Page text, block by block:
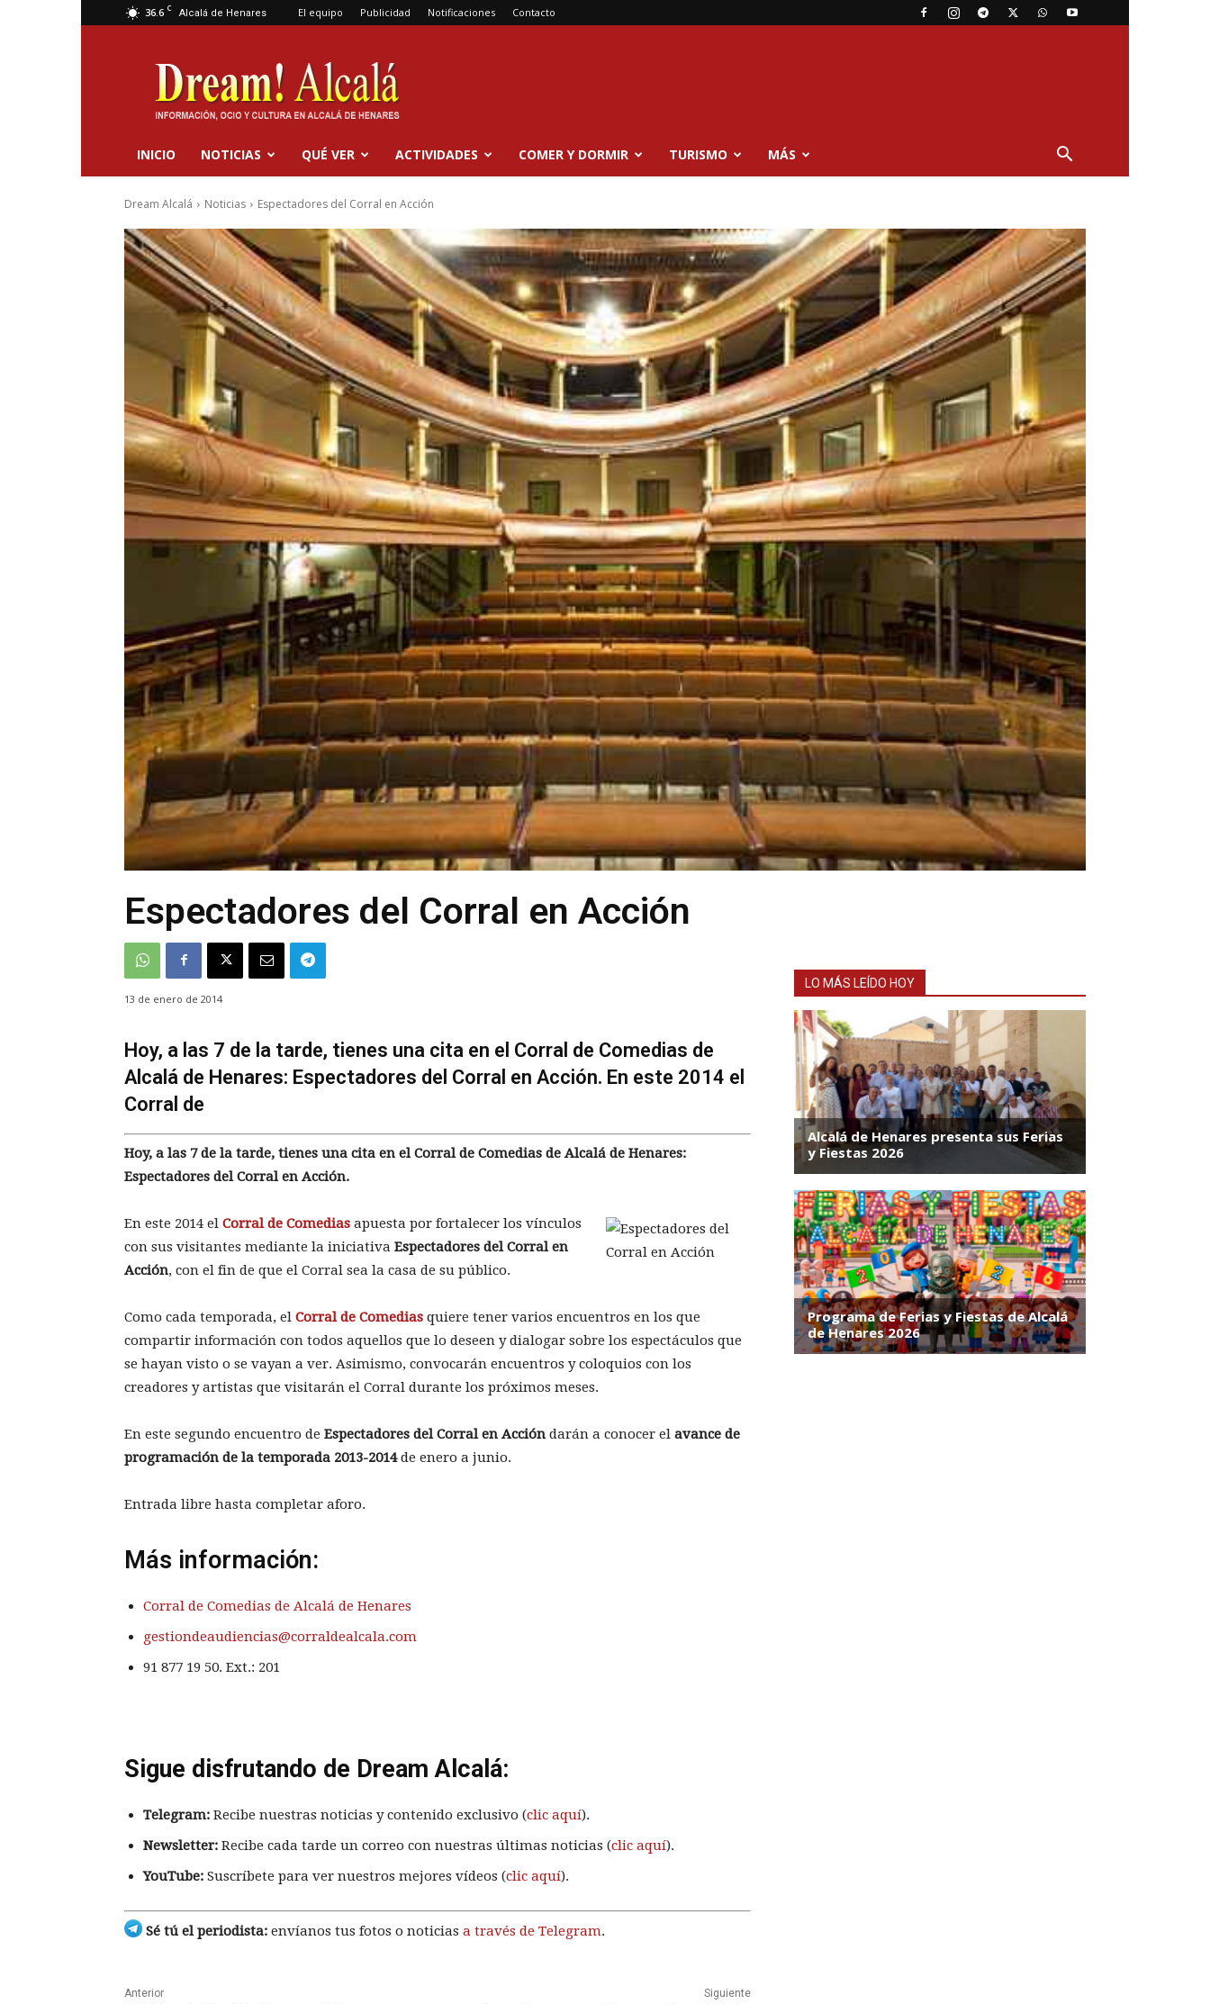
36.6 C Alcalá de Henares El equipo Publicidad Notificaciones Contacto
Dream
Alcalá
INICIO NOTICIAS QUÉ VER ACTIVIDADES COMER Y DORMIR TURISMO MÁS
Dream Alcalá Noticias Espectadores del Corral en Acción
Espectadores del Corral en Acción
13 de enero de 2014
Hoy, a las 7 de la tarde, tienes una cita en el Corral de Comedias de
Alcalá de Henares: Espectadores del Corral en Acción. En este 2014 el
Corral de
Hoy, a las 7 de la tarde, tienes una cita en el Corral de Comedias de Alcalá de Henares:
Espectadores del Corral en Acción.
En este 2014 el Corral de Comedias apuesta por fortalecer los vínculos
con sus visitantes mediante la iniciativa Espectadores del Corral en
Acción, con el fin de que el Corral sea la casa de su público.
Como cada temporada, el Corral de Comedias quiere tener varios encuentros en los que
compartir información con todos aquellos que lo deseen y dialogar sobre los espectáculos que
se hayan visto o se vayan a ver. Asimismo, convocarán encuentros y coloquios con los
creadores y artistas que visitarán el Corral durante los próximos meses.
En este segundo encuentro de Espectadores del Corral en Acción darán a conocer el avance de
programación de la temporada 2013-2014de enero a junio.
Entrada libre hasta completar aforo.
Más información:
Corral de Comedias de Alcalá de Henares
gestiondeaudiencias@corraldealcala.com
91 877 19 50. Ext.: 201
Sigue disfrutando de Dream Alcalá:
Telegram: Recibe nuestras noticias y contenido exclusivo (clic aquí).
Newsletter: Recibe cada tarde un correo con nuestras últimas noticias (clic aquí).
YouTube: Suscríbete para ver nuestros mejores vídeos (clic aquí).
Sé tú el periodista: envíanos tus fotos o noticias a través de Telegram.
Anterior Siguiente
LO MÁS LEÍDO HOY